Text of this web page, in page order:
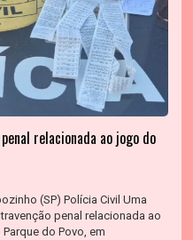
relacionada ao jogo do
(SP) Polícia Civil Uma
penal relacionada ao
do Povo, em